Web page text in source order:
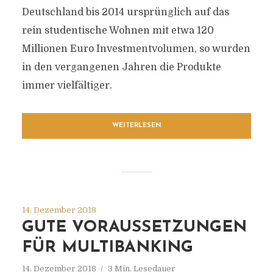
Deutschland bis 2014 ursprünglich auf das
rein studentische Wohnen mit etwa 120
Millionen Euro Investmentvolumen, so wurden
in den vergangenen Jahren die Produkte
immer vielfältiger.
WEITERLESEN
14. Dezember 2018
GUTE VORAUSSETZUNGEN
FÜR MULTIBANKING
14. Dezember 2018 3 Min. Lesedauer